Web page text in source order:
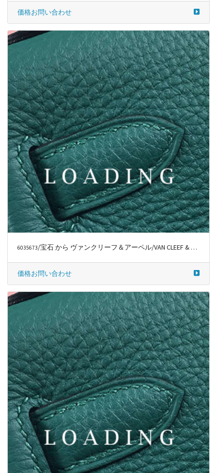
6035688/宝石 から ヴァンクリーフ＆アーペル/VAN CLEEF & ARPELS
価格お問い合わせ
6035673/宝石 から ヴァンクリーフ＆アーペル/VAN CLEEF & ARPELS
価格お問い合わせ